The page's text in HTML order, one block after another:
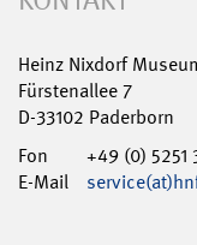
Heinz Nixdorf
Fürstenallee 7
D-33102 Paderborn
Fon
+49 (0) 5251
E-Mail